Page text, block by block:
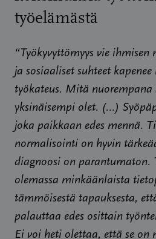
työelämästä
“Työkyvyttömyys vie ihmisen
ja sosiaaliset suhteet
työkateus. Mitä nuorempana
yksinäisempi olet. (…)
joka paikkaan edes mennä.
normalisointi on hyvin
diagnoosi on parantumaton.
olemassa minkäänlaista
tämmöisestä tapauksesta,
palauttaa edes osittain
Ei voi heti olettaa, että se on